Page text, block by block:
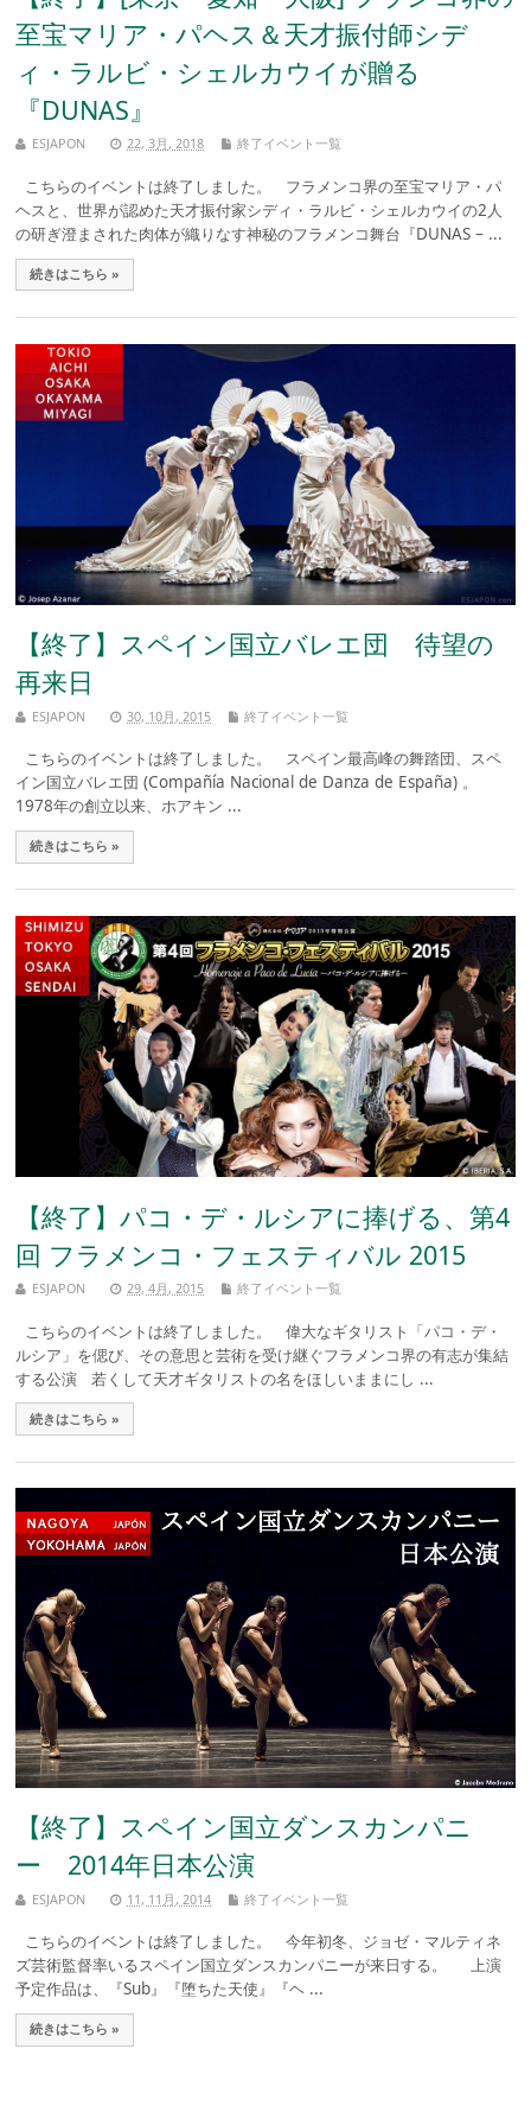
至宝マリア・パヘス＆天才振付師シデ
ィ・ラルビ・シェルカウイが贈る
『DUNAS』
ESJAPON 22, 3月, 2018 終了イベント一覧
こちらのイベントは終了しました。 フラメンコ界の至宝マリア・パ
ヘスと、世界が認めた天才振付家シディ・ラルビ・シェルカウイの2人
の研ぎ澄まされた肉体が織りなす神秘のフラメンコ舞台『DUNAS – ...
続きはこちら »
【終了】スペイン国立バレエ団 待望の
再来日
ESJAPON 30, 10月, 2015 終了イベント一覧
こちらのイベントは終了しました。 スペイン最高峰の舞踏団、スペ
イン国立バレエ団 (Compañía Nacional de Danza de España) 。
1978年の創立以来、ホアキン ...
続きはこちら »
【終了】パコ・デ・ルシアに捧げる、第4
回 フラメンコ・フェスティバル 2015
ESJAPON 29, 4月, 2015 終了イベント一覧
こちらのイベントは終了しました。 偉大なギタリスト「パコ・デ・
ルシア」を偲び、その意思と芸術を受け継ぐフラメンコ界の有志が集結
する公演 若くして天才ギタリストの名をほしいままにし ...
続きはこちら »
【終了】スペイン国立ダンスカンパニ
ー 2014年日本公演
ESJAPON 11, 11月, 2014 終了イベント一覧
こちらのイベントは終了しました。 今年初冬、ジョゼ・マルティネ
ズ芸術監督率いるスペイン国立ダンスカンパニーが来日する。 上演
予定作品は、『Sub』『堕ちた天使』『ヘ ...
続きはこちら »